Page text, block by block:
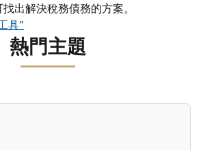
出解決稅務債務的方案。
具”
熱門主題